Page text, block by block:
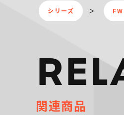
シリーズ
関連商品